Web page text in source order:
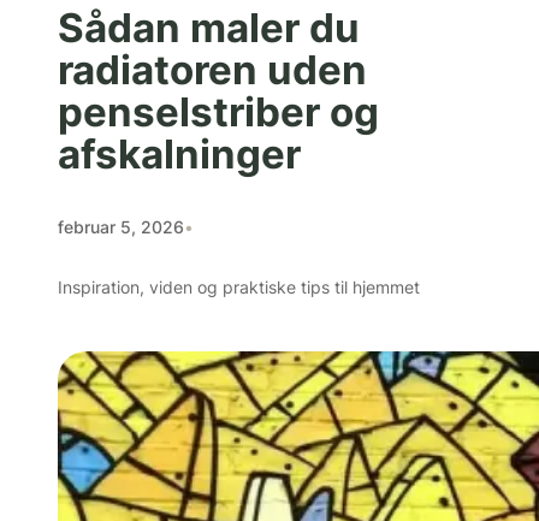
Sådan maler du
radiatoren uden
penselstriber og
afskalninger
februar 5, 2026•
Inspiration, viden og praktiske tips til hjemmet